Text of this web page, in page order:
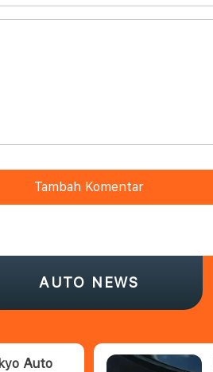
Tambah Komentar
AUTO NEWS
Auto